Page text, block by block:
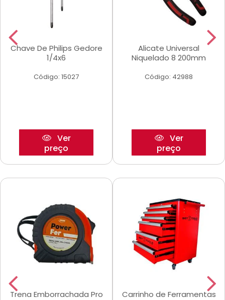
Chave De Philips Gedore
1/4x6
Código: 15027
Ver
preço
Alicate Universal
Niquelado 8 200mm
Código: 42988
Ver
preço
Trena Emborrachada Pro
Carrinho de Ferramentas